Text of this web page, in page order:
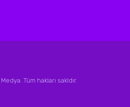
Tüm hakları sakldır.